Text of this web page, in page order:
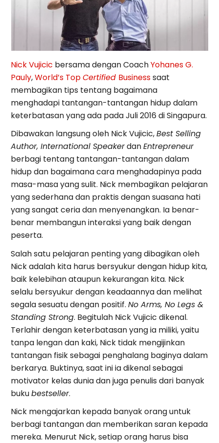
Nick Vujicic bersama dengan CoachYohanes G.
Pauly,World’s TopCertified Businesssaat
membagikan tips tentang bagaimana
menghadapi tantangan-tantangan hidup dalam
keterbatasan yang ada pada Juli 2016 di Singapura.
Dibawakan langsung oleh Nick Vujicic,Best Selling
Author, International SpeakerdanEntrepreneur
berbagi tentang tantangan-tantangan dalam
hidup dan bagaimana cara menghadapinya pada
masa-masa yang sulit. Nick membagikan pelajaran
yang sederhana dan praktis dengan suasana hati
yang sangat ceria dan menyenangkan. Ia benar-
benar membangun interaksi yang baik dengan
peserta.
Salah satu pelajaran penting yang dibagikan oleh
Nick adalah kita harus bersyukur dengan hidup kita,
baik kelebihan ataupun kekurangan kita. Nick
selalu bersyukur dengan keadaannya dan melihat
segala sesuatu dengan positif.No Arms, No Legs &
Standing Strong. Begitulah Nick Vujicic dikenal.
Terlahir dengan keterbatasan yang ia miliki, yaitu
tanpa lengan dan kaki, Nick tidak mengijinkan
tantangan fisik sebagai penghalang baginya dalam
berkarya. Buktinya, saat ini ia dikenal sebagai
motivator kelas dunia dan juga penulis dari banyak
bukubestseller.
Nick mengajarkan kepada banyak orang untuk
berbagi tantangan dan memberikan saran kepada
mereka. Menurut Nick, setiap orang harus bisa